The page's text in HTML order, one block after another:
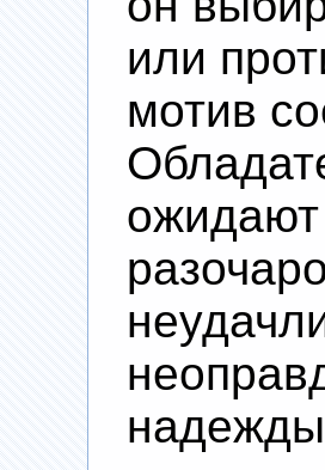
или
мотив
ожидают